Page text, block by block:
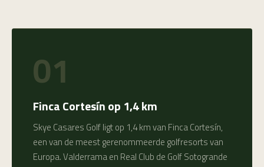
01
Finca Cortesín op 1,4 km
Skye Casares Golf ligt op 1,4 km van Finca Cortesín,
een van de meest gerenommeerde golfresorts van
Europa. Valderrama en Real Club de Golf Sotogrande